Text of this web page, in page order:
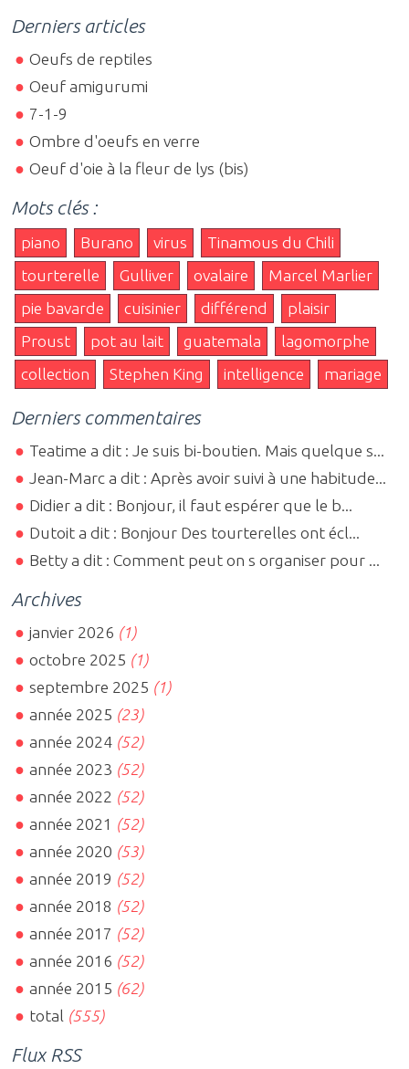
Derniers articles
Oeufs de reptiles
Oeuf amigurumi
7-1-9
Ombre d'oeufs en verre
Oeuf d'oie à la fleur de lys (bis)
Mots clés :
piano Burano virus
Tinamous du Chili
tourterelle
Gulliver ovalaire
Marcel Marlier
pie bavarde
cuisinier différend
plaisir
Proust
pot au lait guatemala
lagomorphe
collection
Stephen King intelligence mariage
Derniers commentaires
Teatime a dit : Je suis bi-boutien. Mais quelque s...
Jean-Marc a dit : Après avoir suivi à une habitude...
Didier a dit : Bonjour, il faut espérer que le b...
Dutoit a dit : Bonjour Des tourterelles ont écl...
Betty a dit : Comment peut on s organiser pour ...
Archives
janvier 2026 (1)
octobre 2025 (1)
septembre 2025 (1)
année 2025 (23)
année 2024 (52)
année 2023 (52)
année 2022 (52)
année 2021 (52)
année 2020 (53)
année 2019 (52)
année 2018 (52)
année 2017 (52)
année 2016 (52)
année 2015 (62)
total (555)
Flux RSS